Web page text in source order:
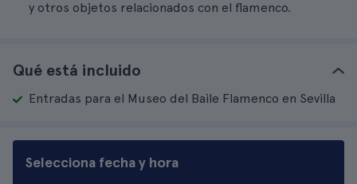
y otros objetos relacionados con el flamenco.
Qué está incluido
Entradas para el Museo del Baile Flamenco en Sevilla
Selecciona fecha y hora